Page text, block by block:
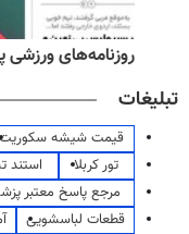
روزنامه‌های ورزشی پنج‌شنبه
تبلیغات
قیمت شیشه سکوریت
تور کربلا
استند
مرجع پاسخ معتبر
قطعات لباسشویی